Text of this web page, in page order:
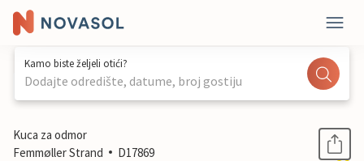
Kamo biste željeli otići?
Dodajte odredište, datume, broj gostiju
1 / 31
Kuca za odmor
Femmøller Strand
D17869